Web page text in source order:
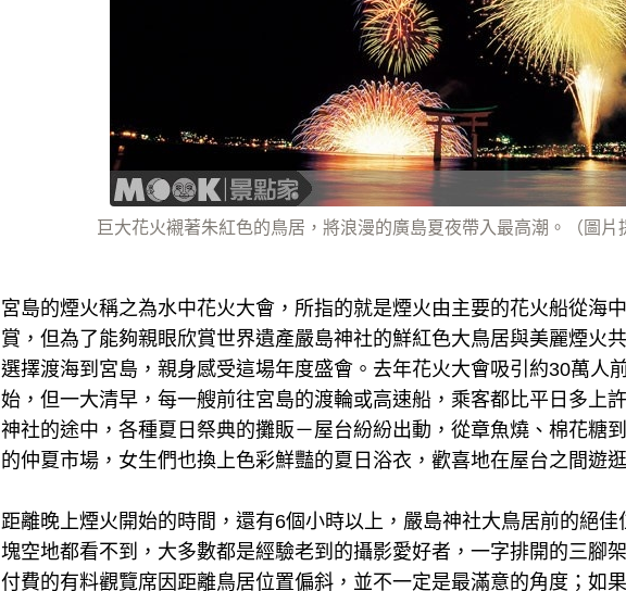
巨大花火襯著朱紅色的鳥居，將浪漫的廣島夏夜帶入最高潮。（圖片
宮島的煙火稱之為水中花火大會，所指的就是煙火由主要的花火船從海
賞，但為了能夠親眼欣賞世界遺產嚴島神社的鮮紅色大鳥居與美麗煙火
選擇渡海到宮島，親身感受這場年度盛會。去年花火大會吸引約30萬人
始，但一大清早，每一艘前往宮島的渡輪或高速船，乘客都比平日多上
神社的途中，各種夏日祭典的攤販－屋台紛紛出動，從章魚燒、棉花糖
的仲夏市場，女生們也換上色彩鮮豔的夏日浴衣，歡喜地在屋台之間遊
距離晚上煙火開始的時間，還有6個小時以上，嚴島神社大鳥居前的絕
塊空地都看不到，大多數都是經驗老到的攝影愛好者，一字排開的三腳
付費的有料觀覽席因距離鳥居位置偏斜，並不一定是最滿意的角度；如